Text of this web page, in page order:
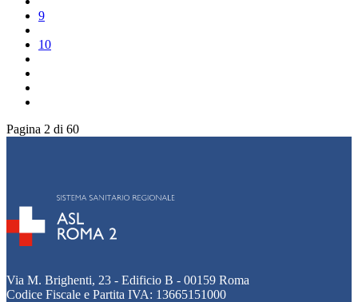
9
10
Pagina 2 di 60
Via M. Brighenti, 23 - Edificio B - 00159 Roma
Codice Fiscale e Partita IVA: 13665151000